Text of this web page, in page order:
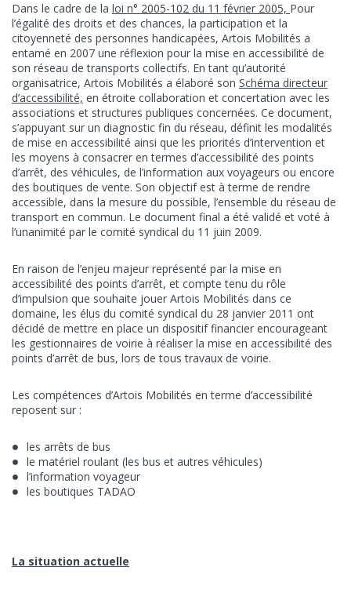
Dans le cadre de la loi n° 2005-102 du 11 février 2005, Pour
l’égalité des droits et des chances, la participation et la
citoyenneté des personnes handicapées, Artois Mobilités a
entamé en 2007 une réflexion pour la mise en accessibilité de
son réseau de transports collectifs. En tant qu’autorité
organisatrice, Artois Mobilités a élaboré son Schéma directeur
d’accessibilité, en étroite collaboration et concertation avec les
associations et structures publiques concernées. Ce document,
s’appuyant sur un diagnostic fin du réseau, définit les modalités
de mise en accessibilité ainsi que les priorités d’intervention et
les moyens à consacrer en termes d’accessibilité des points
d’arrêt, des véhicules, de l’information aux voyageurs ou encore
des boutiques de vente. Son objectif est à terme de rendre
accessible, dans la mesure du possible, l’ensemble du réseau de
transport en commun. Le document final a été validé et voté à
l’unanimité par le comité syndical du 11 juin 2009.
En raison de l’enjeu majeur représenté par la mise en
accessibilité des points d’arrêt, et compte tenu du rôle
d’impulsion que souhaite jouer Artois Mobilités dans ce
domaine, les élus du comité syndical du 28 janvier 2011 ont
décidé de mettre en place un dispositif financier encourageant
les gestionnaires de voirie à réaliser la mise en accessibilité des
points d’arrêt de bus, lors de tous travaux de voirie.
Les compétences d’Artois Mobilités en terme d’accessibilité
reposent sur :
les arrêts de bus
le matériel roulant (les bus et autres véhicules)
l’information voyageur
les boutiques TADAO
La situation actuelle